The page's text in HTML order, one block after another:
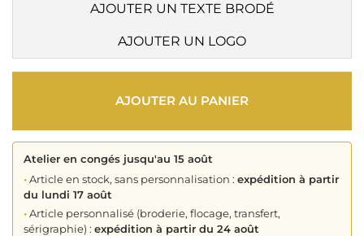
AJOUTER UN TEXTE BRODÉ
AJOUTER UN LOGO
AJOUTER AU PANIER
Atelier en congés jusqu'au 15 août
•Article en stock, sans personnalisation : expédition à partir
du lundi 17 août
•Article personnalisé (broderie, flocage, transfert,
sérigraphie) : expédition à partir du 24 août